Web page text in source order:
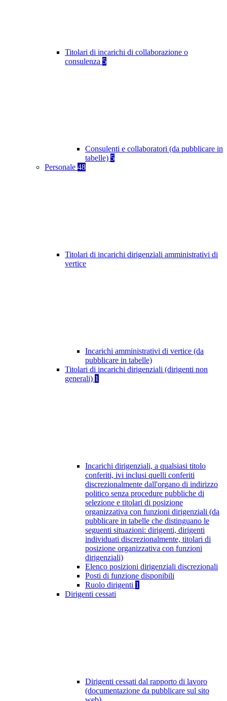
Titolari di incarichi di collaborazione o
consulenza 5
Consulenti e collaboratori (da pubblicare in
tabelle) 5
Personale 48
Titolari di incarichi dirigenziali amministrativi di
vertice
Incarichi amministrativi di vertice (da
pubblicare in tabelle)
Titolari di incarichi dirigenziali (dirigenti non
generali) 1
Incarichi dirigenziali, a qualsiasi titolo
conferiti, ivi inclusi quelli conferiti
discrezionalmente dall'organo di indirizzo
politico senza procedure pubbliche di
selezione e titolari di posizione
organizzativa con funzioni dirigenziali (da
pubblicare in tabelle che distinguano le
seguenti situazioni: dirigenti, dirigenti
individuati discrezionalmente, titolari di
posizione organizzativa con funzioni
dirigenziali)
Elenco posizioni dirigenziali discrezionali
Posti di funzione disponibili
Ruolo dirigenti 1
Dirigenti cessati
Dirigenti cessati dal rapporto di lavoro
(documentazione da pubblicare sul sito